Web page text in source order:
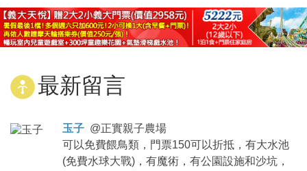
首 頁
最新消息
最新留言
玉子 @正實親子農場
可以免費餵鳥類，門票150可以折抵，有大水池
(免費水球大戰)，有魔術，有公園設施和沙坑，